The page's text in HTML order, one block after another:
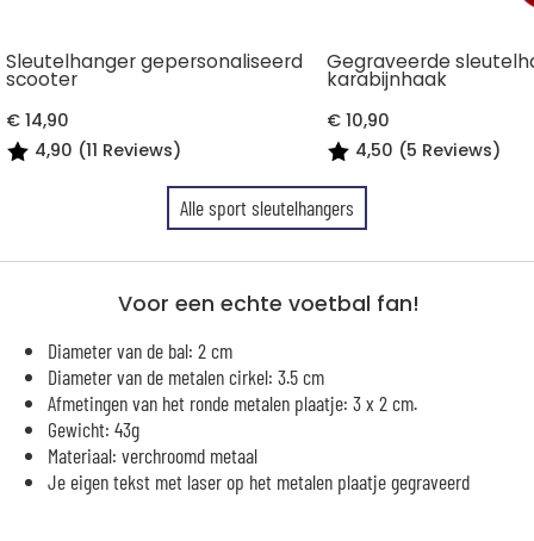
Sleutelhanger gepersonaliseerd
scooter
€ 14,90
4,90 (11 Reviews)
Gegraveerde
karabijnhaak
€ 10,90
4,50 (5 Reviews)
Alle sport sleutelhangers
Voor een echte voetbal fan!
Diameter van de bal: 2 cm
Diameter van de metalen cirkel: 3.5 cm
Afmetingen van het ronde metalen plaatje: 3 x 2 cm.
Gewicht: 43g
Materiaal: verchroomd metaal
Je eigen tekst met laser op het metalen plaatje gegraveerd